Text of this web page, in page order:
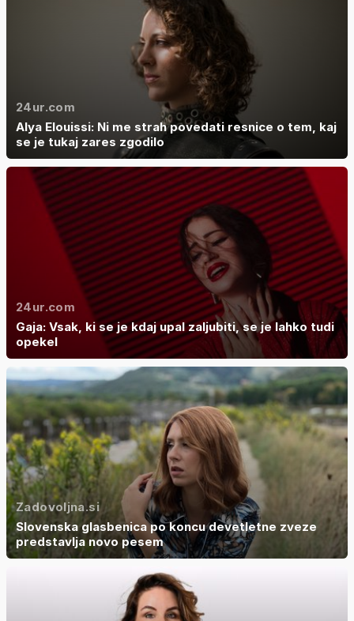
24ur.com
Alya Elouissi: Ni me strah povedati resnice o tem, kaj
se je tukaj zares zgodilo
24ur.com
Gaja: Vsak, ki se je kdaj upal zaljubiti, se je lahko tudi
opekel
Zadovoljna.si
Slovenska glasbenica po koncu devetletne zveze
predstavlja novo pesem